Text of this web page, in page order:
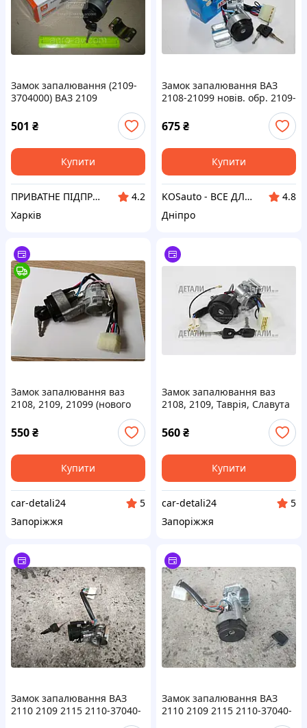
Замок запалювання (2109-
3704000) ВАЗ 2109
501 ₴
Купити
ПРИВАТНЕ ПІДПРИЄМСТВО "АГРО-АВ"
4.2
Харків
Замок запалювання ВАЗ
2108-21099 новів. обр. 2109-
675₴
Купити
KOSauto - ВСЕ ДЛЯ КОЛЕС !
4.8
Дніпро
Замок запалювання ваз
2108, 2109, 21099 (нового
550₴
Купити
car-detali24
5
Запоріжжя
Замок запалювання ваз
2108, 2109, Таврія, Славута
зразка FLAGMUS
560₴
Купити
car-detali24
5
Запоріжжя
Замок запалювання ВАЗ
2110 2109 2115 2110-37040-
Замок запалювання ВАЗ
2110 2109 2115 2110-37040-